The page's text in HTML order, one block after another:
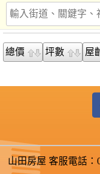
總價 坪數 屋
山田房屋 客服電話：